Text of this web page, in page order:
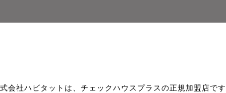
会社ハビタットは、チェックハウスプラスの正規加盟店で